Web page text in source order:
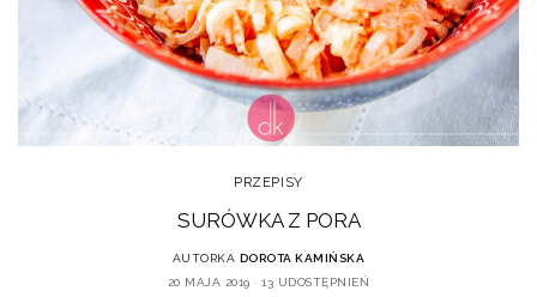
PRZEPISY
SURÓWKA Z PORA
AUTORKA DOROTA KAMIŃSKA
20 MAJA 2019
13 UDOSTĘPNIEŃ